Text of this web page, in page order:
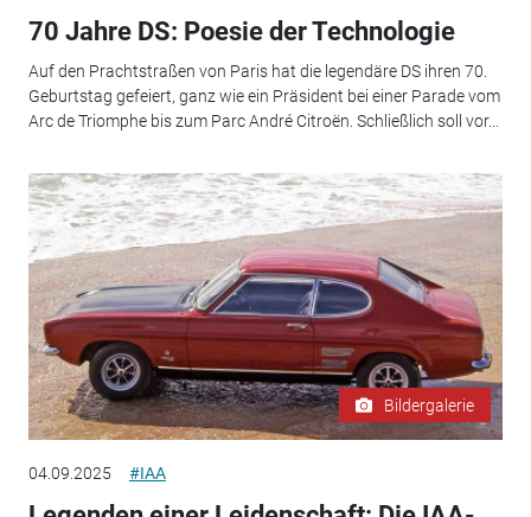
70 Jahre DS: Poesie der Technologie
Auf den Prachtstraßen von Paris hat die legendäre DS ihren 70.
Geburtstag gefeiert, ganz wie ein Präsident bei einer Parade vom
Arc de Triomphe bis zum Parc André Citroën. Schließlich soll vor...
Bildergalerie
04.09.2025 #IAA